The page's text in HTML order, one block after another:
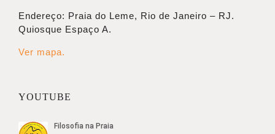
Endereço: Praia do Leme, Rio de Janeiro – RJ.
Quiosque Espaço A.
Ver mapa.
YOUTUBE